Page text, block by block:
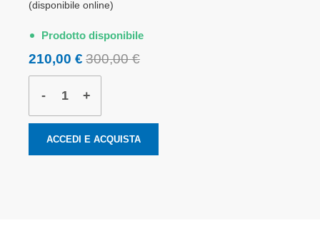
(disponibile online)
Prodotto disponibile
210,00 € 300,00 €
- +
ACCEDI E ACQUISTA